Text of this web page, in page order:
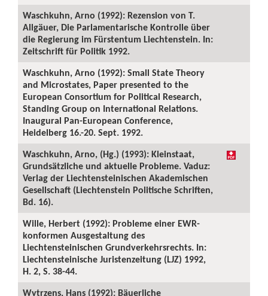
Waschkuhn, Arno (1992): Rezension von T.
Allgäuer, Die Parlamentarische Kontrolle über
die Regierung im Fürstentum Liechtenstein. In:
Zeitschrift für Politik 1992.
Waschkuhn, Arno (1992): Small State Theory
and Microstates, Paper presented to the
European Consortium for Political Research,
Standing Group on International Relations.
Inaugural Pan-European Conference,
Heidelberg 16.-20. Sept. 1992.
Waschkuhn, Arno, (Hg.) (1993): Kleinstaat,
Grundsätzliche und aktuelle Probleme. Vaduz:
Verlag der Liechtensteinischen Akademischen
Gesellschaft (Liechtenstein Politische Schriften,
Bd. 16).
Wille, Herbert (1992): Probleme einer EWR-
konformen Ausgestaltung des
Liechtensteinischen Grundverkehrsrechts. In:
Liechtensteinische Juristenzeitung (LJZ) 1992,
H. 2, S. 38-44.
Wytrzens, Hans (1992): Bäuerliche